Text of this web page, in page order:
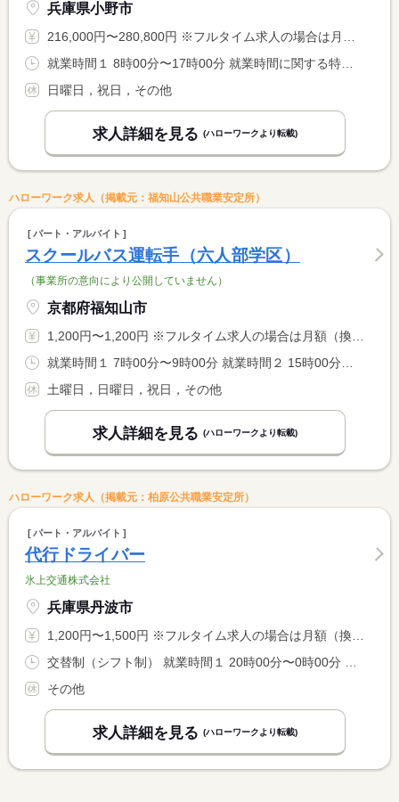
兵庫県小野市
216,000円〜280,800円 ※フルタイム求人の場合は月額（換算額）、パート求人の場合は時間額を表示しています。
日曜日，祝日，その他
求人詳細を見る (ハローワークより転載)
ハローワーク求人（掲載元：福知山公共職業安定所）
パート・アルバイト
スクールバス運転手（六人部学区）
（事業所の意向により公開していません）
京都府福知山市
1,200円〜1,200円 ※フルタイム求人の場合は月額（換算額）、パート求人の場合は時間額を表示しています。
土曜日，日曜日，祝日，その他
求人詳細を見る (ハローワークより転載)
ハローワーク求人（掲載元：柏原公共職業安定所）
パート・アルバイト
代行ドライバー
氷上交通株式会社
兵庫県丹波市
1,200円〜1,500円 ※フルタイム求人の場合は月額（換算額）、パート求人の場合は時間額を表示しています。
その他
求人詳細を見る (ハローワークより転載)